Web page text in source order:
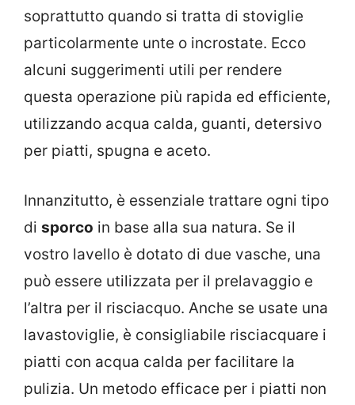
soprattutto quando si tratta di stoviglie
particolarmente unte o incrostate. Ecco
alcuni suggerimenti utili per rendere
questa operazione più rapida ed efficiente,
utilizzando acqua calda, guanti, detersivo
per piatti, spugna e aceto.
Innanzitutto, è essenziale trattare ogni tipo
di sporco in base alla sua natura. Se il
vostro lavello è dotato di due vasche, una
può essere utilizzata per il prelavaggio e
l’altra per il risciacquo. Anche se usate una
lavastoviglie, è consigliabile risciacquare i
piatti con acqua calda per facilitare la
pulizia. Un metodo efficace per i piatti non